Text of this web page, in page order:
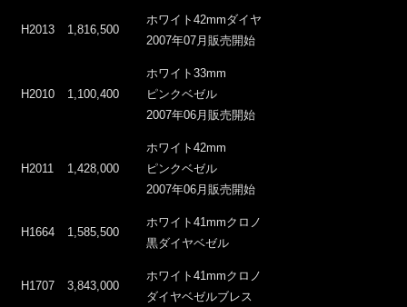
H2013 1,816,500
ホワイト42mmダイヤ
2007年07月販売開始
H2010 1,100,400
ホワイト33mm
ピンクベゼル
2007年06月販売開始
H2011 1,428,000
ホワイト42mm
ピンクベゼル
2007年06月販売開始
H1664 1,585,500
ホワイト41mmクロノ
黒ダイヤベゼル
H1707 3,843,000
ホワイト41mmクロノ
ダイヤベゼルブレス